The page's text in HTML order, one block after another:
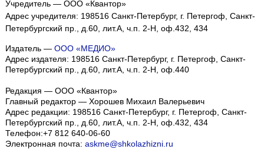
Учредитель — ООО «Квантор»
Адрес учредителя: 198516 Санкт-Петербург, г. Петергоф, Санкт-
Петербургский пр., д.60, лит.А, ч.п. 2-Н, оф.432, 434
Издатель — ООО «МЕДИО»
Адрес издателя: 198516 Санкт-Петербург, г. Петергоф, Санкт-
Петербургский пр., д.60, лит.А, ч.п. 2-Н, оф.440
Редакция — ООО «Квантор»
Главный редактор — Хорошев Михаил Валерьевич
Адрес редакции: 198516 Санкт-Петербург, г. Петергоф Санкт-
Петербургский пр., д.60, лит.А, ч.п. 2-Н, оф.432, 434
Телефон:+7 812 640-06-60
Электронная почта: askme@shkolazhizni.ru